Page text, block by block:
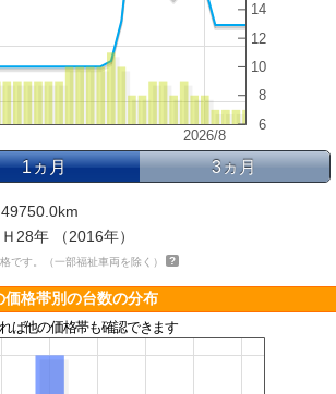
2026/8
6
8
10
12
14
1ヵ月 3ヵ月
49750.0km
Ｈ28年 （2016年）
です。（一部福祉車両を除く）
格帯別の台数の分布
ば他の価格帯も確認できます